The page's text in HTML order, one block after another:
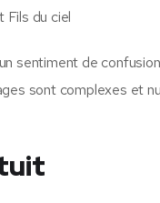
Fils du ciel
sentiment de
sont complexes et